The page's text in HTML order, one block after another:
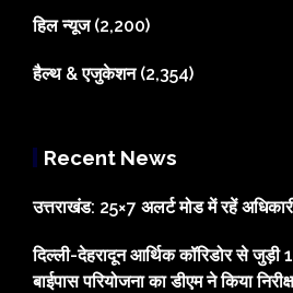
हिल न्यूज(2,200)
हैल्थ & एजुकेशन(2,354)
Recent News
उत्तराखंड: 25×7 अलर्ट मोड में रहें
दिल्ली-देहरादून आर्थिक कॉरिडोर से जुड़ी
बाईपास परियोजना का डीएम ने किया